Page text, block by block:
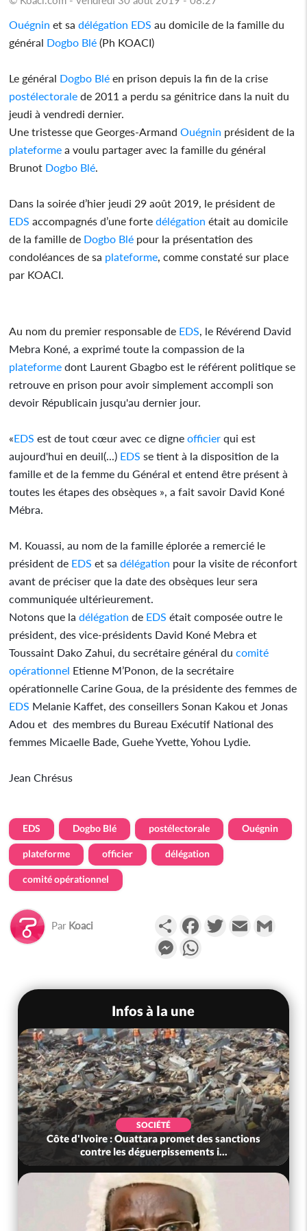
Ouégnin et sadélégation EDS au domicile de la famille du
général Dogbo Blé (Ph KOACI)
Le général Dogbo Blé en prison depuis la fin de la crise
postélectorale de 2011 a perdu sa génitrice dans la nuit du
jeudi à vendredi dernier.
Une tristesse que Georges-ArmandOuégnin président de la
plateforme a voulu partager avec la famille du général
Brunot Dogbo Blé
Dans la soirée d’hier jeudi 29 août 2019, le président de
EDS accompagnés d’une fortedélégation était au domicile
de la famille de Dogbo Blé pour la présentation des
condoléances de sa plateforme , comme constaté sur place
par KOACI.
Au nom du premier responsable de EDS le Révérend David
Mebra Koné, a exprimé toute la compassion de la
plateforme dont Laurent Gbagbo est le référent politique se
retrouve en prison pour avoir simplement accompli son
devoir Républicain jusqu'au dernier jour.
«EDS est de tout cœur avec ce digneofficier qui est
aujourd'hui en deuil(...) EDS se tient à la disposition de la
famille et de la femme du Général et entend être présent à
toutes les étapes des obsèques », a fait savoir David Koné
Mébra.
M. Kouassi, au nom de la famille éplorée a remercié le
président de EDS et sadélégation pour la visite de réconfort
avant de préciser que la date des obsèques leur sera
communiquée ultérieurement.
Notons que ladélégation de EDS était composée outre le
président, des vice-présidents David Koné Mebra et
Toussaint Dako Zahui, du secrétaire général ducomité
opérationnel Etienne M’Ponon, de la secrétaire
opérationnelle Carine Goua, de la présidente des femmes de
EDS Melanie Kaffet, des conseillers Sonan Kakou et Jonas
Adou et des membres du Bureau Exécutif National des
femmes Micaelle Bade, Guehe Yvette, Yohou Lydie.
Jean Chrésus
EDS Dogbo Blé postélectorale Ouégnin
plateforme officier délégation
comité opérationnel
Par Koaci PartagerFacebookTwitterEmail
Messenger
Infos à la une
SOCIÉTÉ
Côte d'Ivoire : Ouattara promet des sanctions
contre les déguerpissements i...